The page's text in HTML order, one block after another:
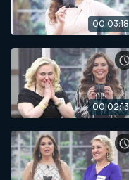
00:03:18
00:02:13